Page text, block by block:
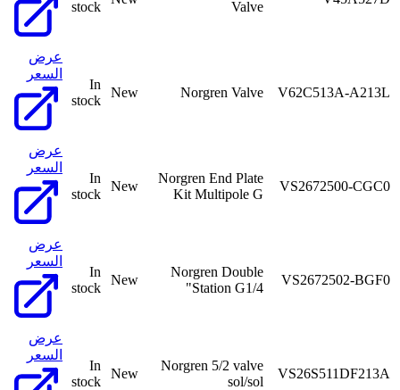
Valve
stock
V62C513A-A213L
Norgren Valve
New
In
stock
عرض
السعر
VS2672500-CGC0
Norgren End Plate
Kit Multipole G
New
In
stock
عرض
السعر
VS2672502-BGF0
Norgren Double
Station G1/4"
New
In
stock
عرض
السعر
VS26S511DF213A
Norgren 5/2 valve
sol/sol
New
In
stock
عرض
السعر